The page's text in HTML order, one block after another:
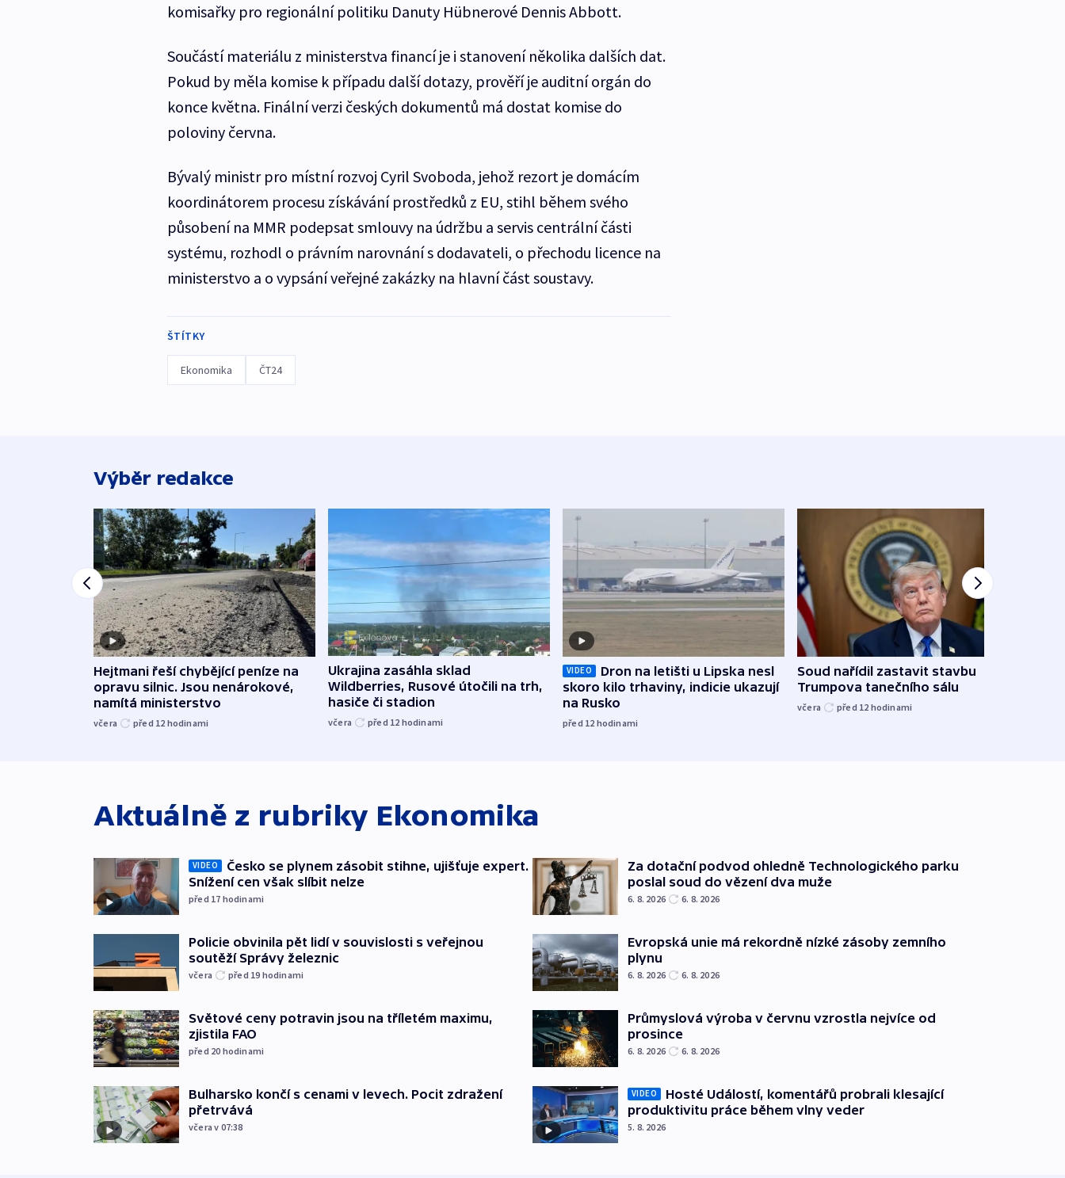
komisařky pro regionální politiku Danuty Hübnerové Dennis Abbott.
Součástí materiálu z ministerstva financí je i stanovení několika dalších dat.
Pokud by měla komise k případu další dotazy, prověří je auditní orgán do
konce května. Finální verzi českých dokumentů má dostat komise do
poloviny června.
Bývalý ministr pro místní rozvoj Cyril Svoboda, jehož rezort je domácím
koordinátorem procesu získávání prostředků z EU, stihl během svého
působení na MMR podepsat smlouvy na údržbu a servis centrální části
systému, rozhodl o právním narovnání s dodavateli, o přechodu licence na
ministerstvo a o vypsání veřejné zakázky na hlavní část soustavy.
ŠTÍTKY
Ekonomika ČT24
Výběr redakce
Hejtmani řeší chybějící peníze na
opravu silnic. Jsou nenárokové,
namítá ministerstvo
včera před 12 hodinami
Ukrajina zasáhla sklad
Wildberries, Rusové útočili na trh,
hasiče či stadion
včera před 12 hodinami
VIDEO
Dron na letišti u Lipska nesl
skoro kilo trhaviny, indicie ukazují
na Rusko
před 12 hodinami
Soud nařídil zastavit stavbu
Trumpova tanečního sálu
včera před 12 hodinami
Aktuálně z rubriky Ekonomika
VIDEO
Česko se plynem zásobit stihne, ujišťuje expert.
Snížení cen však slíbit nelze
před 17 hodinami
Policie obvinila pět lidí v souvislosti s veřejnou
soutěží Správy železnic
včera před 19 hodinami
Světové ceny potravin jsou na tříletém maximu,
zjistila FAO
před 20 hodinami
Bulharsko končí s cenami v levech. Pocit zdražení
přetrvává
včera v 07:38
Za dotační podvod ohledně Technologického parku
poslal soud do vězení dva muže
6. 8. 2026 6. 8. 2026
Evropská unie má rekordně nízké zásoby zemního
plynu
6. 8. 2026 6. 8. 2026
Průmyslová výroba v červnu vzrostla nejvíce od
prosince
6. 8. 2026 6. 8. 2026
VIDEO
Hosté Událostí, komentářů probrali klesající
produktivitu práce během vlny veder
5. 8. 2026